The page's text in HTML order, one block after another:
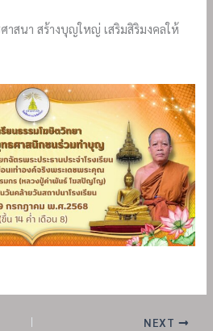
าสนา สร้างบุญใหญ่ เสริมสิริมงคลให้
NEXT